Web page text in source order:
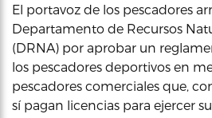
El portavoz de los pescadores
Departamento de Recursos
(DRNA) por aprobar un
los pescadores deportivos en
pescadores comerciales que,
sí pagan licencias para ejercer